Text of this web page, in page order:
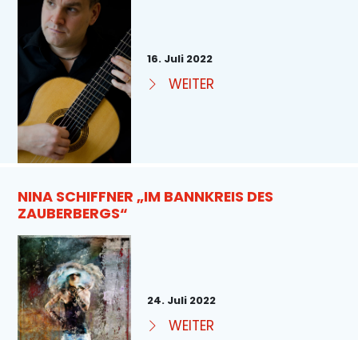
16. Juli 2022
WEITER
NINA SCHIFFNER „IM BANNKREIS DES
ZAUBERBERGS“
24. Juli 2022
WEITER